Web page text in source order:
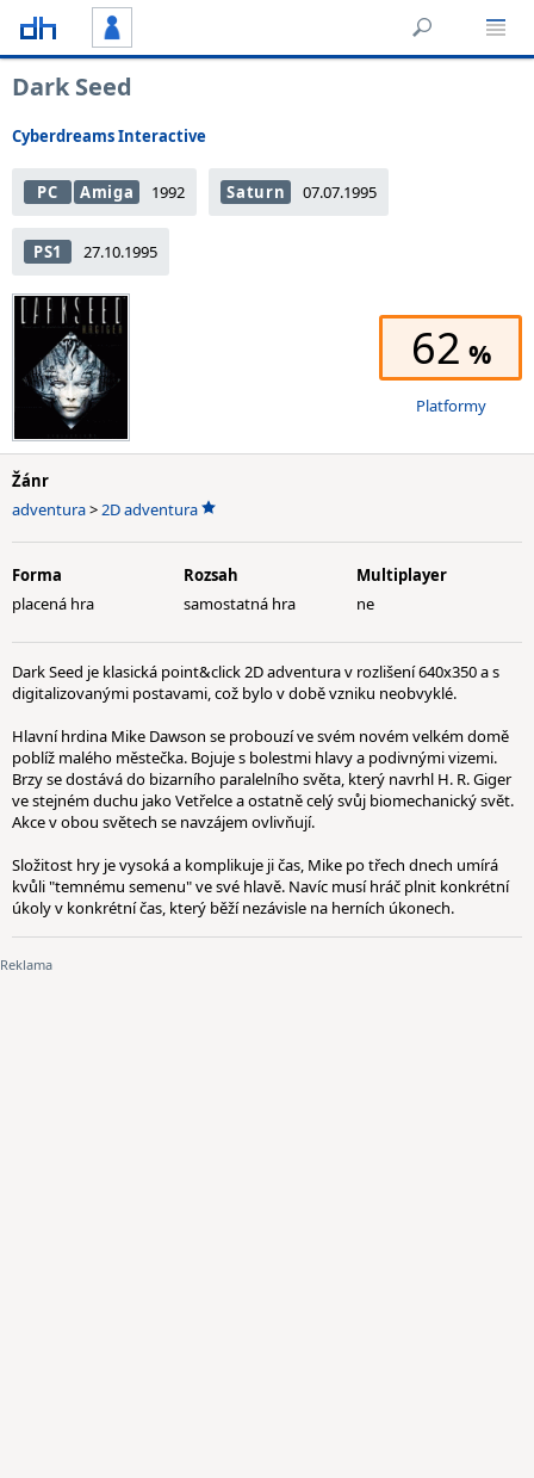
Dark Seed
Cyberdreams Interactive
PC Amiga 1992 Saturn 07.07.1995
PS1 27.10.1995
62
Platformy
Žánr
adventura>2D adventura
Forma
placená hra
Rozsah
samostatná hra
Multiplayer
ne
Dark Seed je klasická point&click 2D adventura v rozlišení 640x350 a s
digitalizovanými postavami, což bylo v době vzniku neobvyklé.
Hlavní hrdina Mike Dawson se probouzí ve svém novém velkém domě
poblíž malého městečka. Bojuje s bolestmi hlavy a podivnými vizemi.
Brzy se dostává do bizarního paralelního světa, který navrhl H. R. Giger
ve stejném duchu jako Vetřelce a ostatně celý svůj biomechanický svět.
Akce v obou světech se navzájem ovlivňují.
Složitost hry je vysoká a komplikuje ji čas, Mike po třech dnech umírá
kvůli "temnému semenu" ve své hlavě. Navíc musí hráč plnit konkrétní
úkoly v konkrétní čas, který běží nezávisle na herních úkonech.